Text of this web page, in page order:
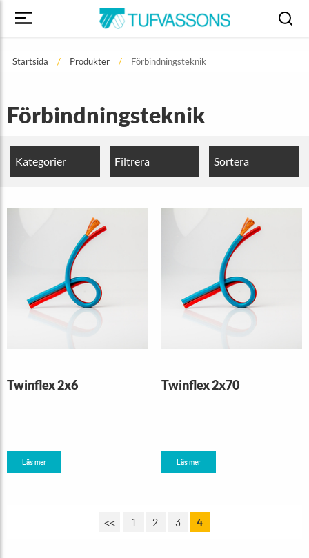
Startsida Produkter Förbindningsteknik
Förbindningsteknik
Kategorier Filtrera Sortera
Twinflex 2x6
Läs mer
Twinflex 2x70
Läs mer
<< 1 2 3 4